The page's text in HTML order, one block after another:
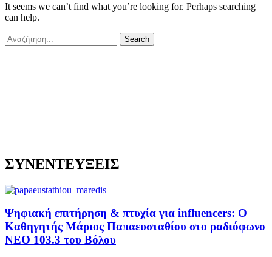
It seems we can’t find what you’re looking for. Perhaps searching
can help.
ΣΥΝΕΝΤΕΥΞΕΙΣ
Ψηφιακή επιτήρηση & πτυχία για influencers: Ο
Καθηγητής Μάριος Παπαευσταθίου στο ραδιόφωνο
NEO 103.3 του Βόλου